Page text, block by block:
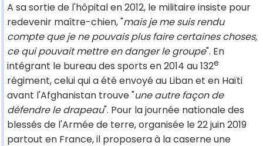
A sa sortie de l'hôpital en 2012, le militaire insiste pour
redevenir maître-chien, "mais je me suis rendu
compte que je ne pouvais plus faire certaines choses,
ce qui pouvait mettre en danger le groupe". En
intégrant le bureau des sports en 2014 au 132e
régiment, celui qui a été envoyé au Liban et en Haïti
avant l'Afghanistan trouve "une autre façon de
défendre le drapeau". Pour la journée nationale des
blessés de l'Armée de terre, organisée le 22 juin 2019
partout en France, il proposera à la caserne une